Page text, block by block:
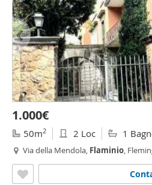
1.000€
50m2 2 Loc 1
Via della Mendola, Flaminio,